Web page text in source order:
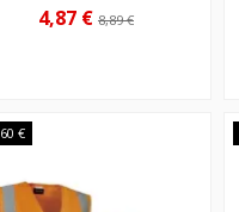
4,87 € 8,89 €
€